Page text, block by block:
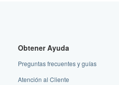
Obtener Ayuda
Preguntas frecuentes y guías
Atención al Cliente